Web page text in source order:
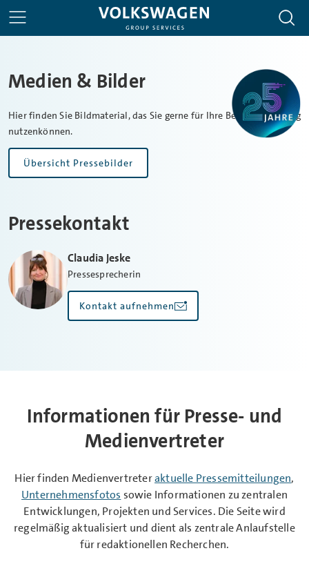
Medien & Bilder
Hier finden Sie Bildmaterial, das Sie gerne für Ihre Berichterstattung
nutzenkönnen.
Übersicht Pressebilder
Pressekontakt
Claudia Jeske
Pressesprecherin
Kontakt aufnehmen
Informationen für Presse- und
Medienvertreter
Hier finden Medienvertreteraktuelle Pressemitteilungen,
Unternehmensfotos sowie Informationen zu zentralen
Entwicklungen, Projekten und Services. Die Seite wird
regelmäßig aktualisiert und dient als zentrale Anlaufstelle
für redaktionellen Recherchen.